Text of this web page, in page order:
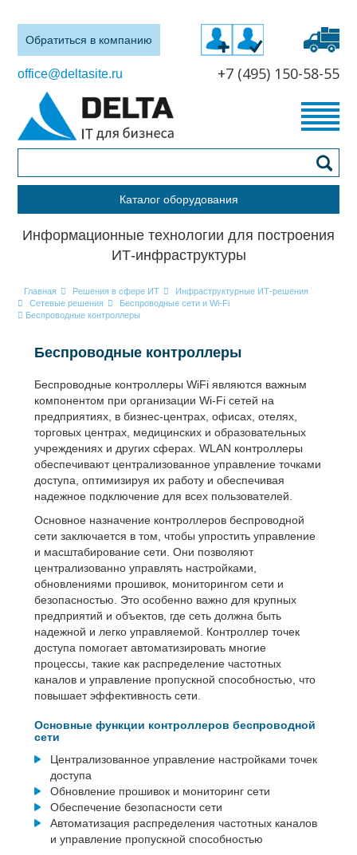
Обратиться в компанию
office@deltasite.ru +7 (495) 150-58-55
Каталог оборудования
Информационные технологии для построения
ИТ-инфраструктуры
Главная Решения в сфере ИТ
Инфраструктурные ИТ-решения
Сетевые решения
Беспроводные сети и Wi-Fi
Беспроводные контроллеры
Беспроводные контроллеры
Беспроводные контроллеры WiFi являются важным
компонентом при организации Wi-Fi сетей на
предприятиях, в бизнес-центрах, офисах, отелях,
торговых центрах, медицинских и образовательных
учреждениях и других сферах. WLAN контроллеры
обеспечивают централизованное управление точками
доступа, оптимизируя их работу и обеспечивая
надежное подключение для всех пользователей.
Основное назначение контроллеров беспроводной
сети заключается в том, чтобы упростить управление
и масштабирование сети. Они позволяют
централизованно управлять настройками,
обновлениями прошивок, мониторингом сети и
безопасностью. Это особенно важно для крупных
предприятий и объектов, где сеть должна быть
надежной и легко управляемой. Контроллер точек
доступа помогает автоматизировать многие
процессы, такие как распределение частотных
каналов и управление пропускной способностью, что
повышает эффективность сети.
Основные функции контроллеров беспроводной
сети
Централизованное управление настройками точек
доступа
Обновление прошивок и мониторинг сети
Обеспечение безопасности сети
Автоматизация распределения частотных каналов
и управление пропускной способностью